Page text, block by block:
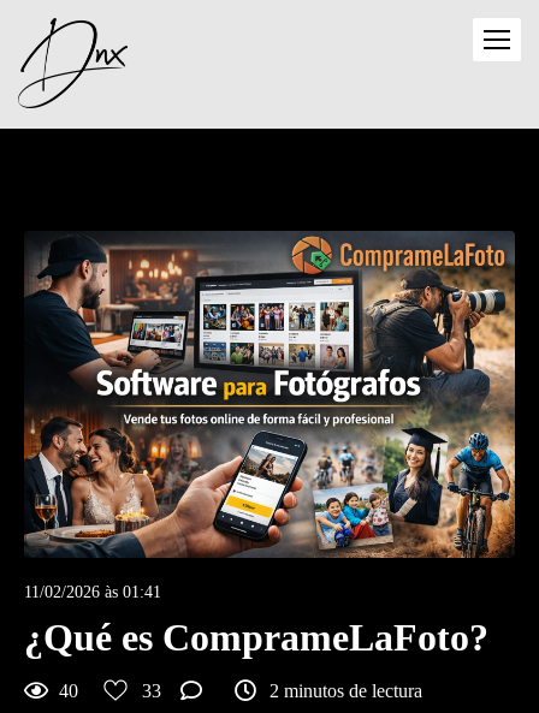
11/02/2026 às 01:41
¿Qué es ComprameLaFoto?
40 33 2 minutos de lectura